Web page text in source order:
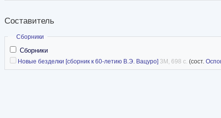
Составитель
Скрыть
Сборники
Сборники
Новые безделки [сборник к 60-летию В.Э. Вацуро] 3M, 698 с. (сост.